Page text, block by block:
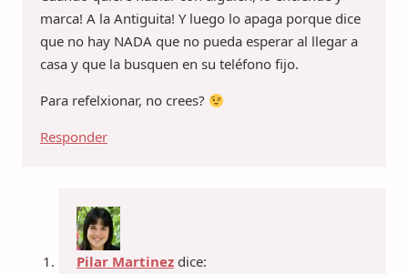
marca! A la Antiguita! Y luego lo apaga porque dice
que no hay NADA que no pueda esperar al llegar a
casa y que la busquen en su teléfono fijo.
Para refelxionar, no crees?
Responder
Pilar Martinez dice: